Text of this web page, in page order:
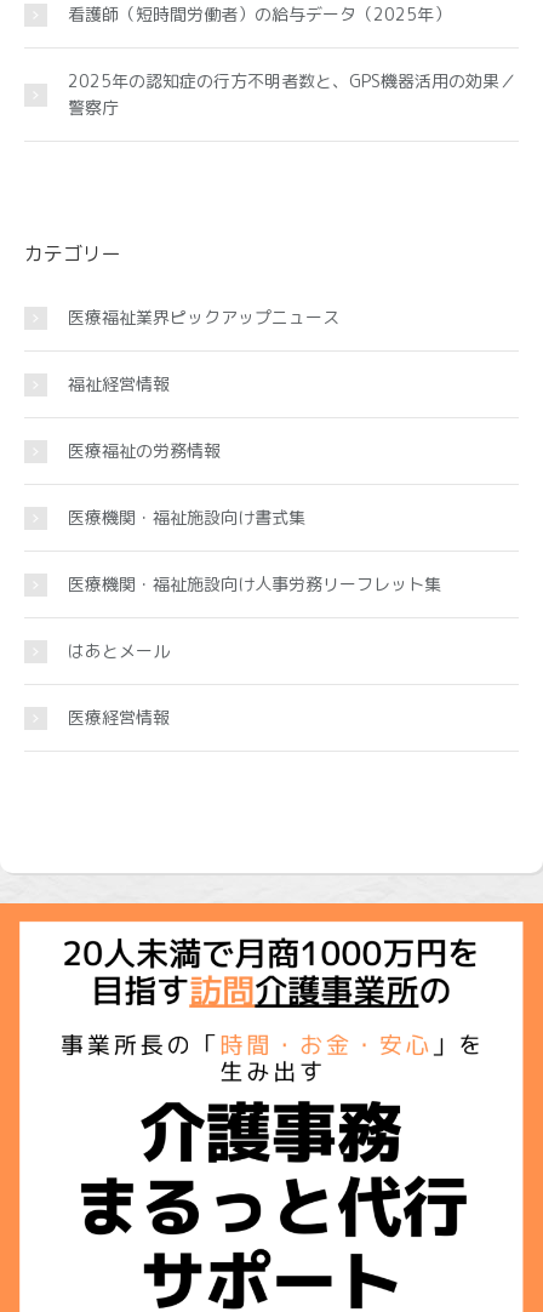
看護師（短時間労働者）の給与データ（2025年）
2025年の認知症の行方不明者数と、GPS機器活用の効果／
警察庁
カテゴリー
医療福祉業界ピックアップニュース
福祉経営情報
医療福祉の労務情報
医療機関・福祉施設向け書式集
医療機関・福祉施設向け人事労務リーフレット集
はあとメール
医療経営情報